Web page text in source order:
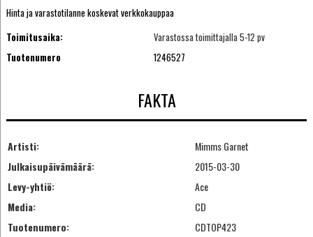
Hinta ja varastotilanne koskevat verkkokauppaa
Toimitusaika:
Varastossa toimittajalla 5-12 pv
Tuotenumero
1246527
FAKTA
Artisti:
Mimms Garnet
Julkaisupäivämäärä:
2015-03-30
Levy-yhtiö:
Ace
Media:
CD
Tuotenumero:
CDTOP423